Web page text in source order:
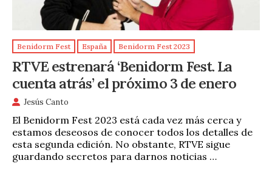
Benidorm Fest España Benidorm Fest 2023
RTVE estrenará ‘Benidorm Fest. La
cuenta atrás’ el próximo 3 de enero
Jesús Canto
El Benidorm Fest 2023 está cada vez más cerca y
estamos deseosos de conocer todos los detalles de
esta segunda edición. No obstante, RTVE sigue
guardando secretos para darnos noticias …